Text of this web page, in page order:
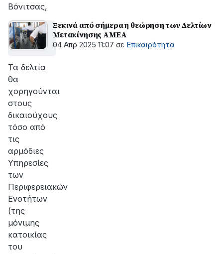
Βόνιτσας,
Ξεκινά από σήμερα η θεώρηση των Δελτίων
Μετακίνησης ΑΜΕΑ
04 Απρ 2025 11:07 σε Επικαιρότητα
Τα δελτία
θα
χορηγούνται
στους
δικαιούχους
τόσο από
τις
αρμόδιες
Υπηρεσίες
των
Περιφερειακών
Ενοτήτων
(της
μόνιμης
κατοικίας
του